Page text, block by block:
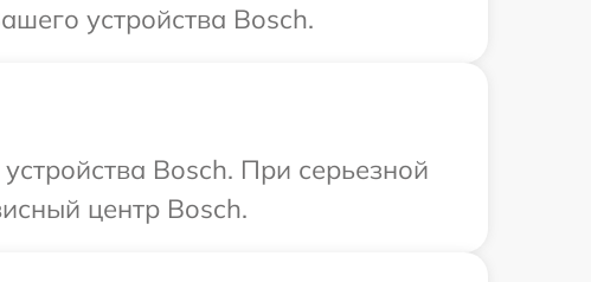
устройства Bosch.
Bosch. При серьезной
центр Bosch.